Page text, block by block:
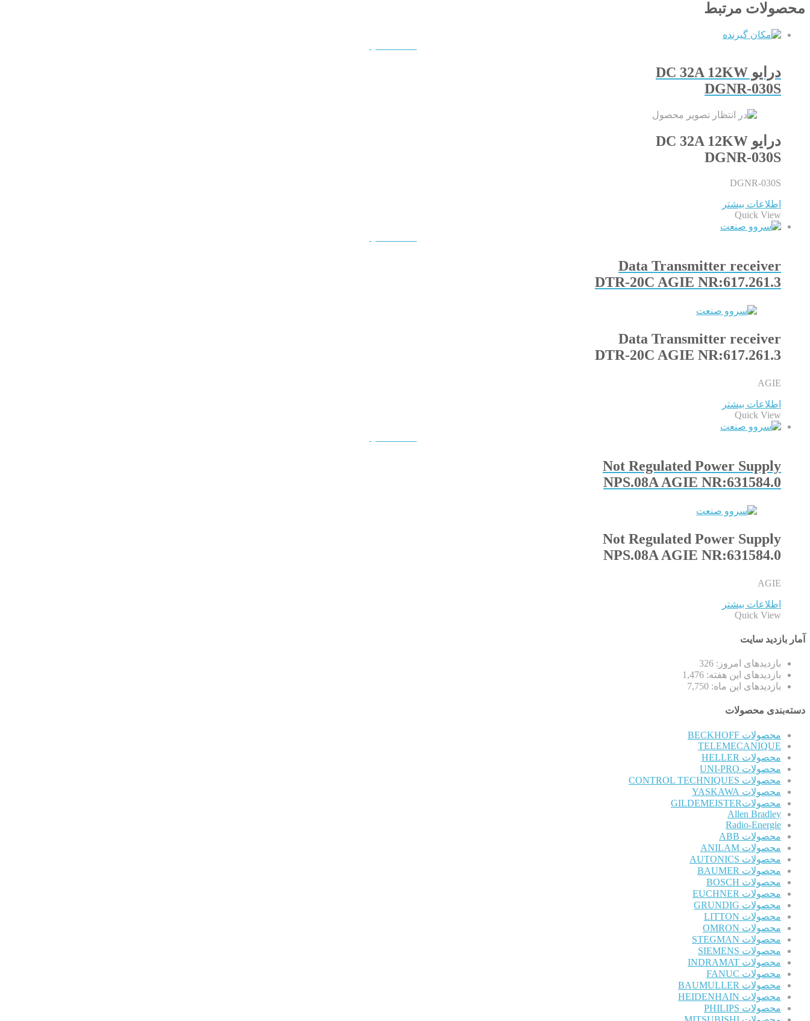
محصولات مرتبط
درایو DC 32A 12KW
DGNR-030S
درایو DC 32A 12KW
DGNR-030S
DGNR-030S
اطلاعات بیشتر
Quick View
Data Transmitter receiver
DTR-20C AGIE NR:617.261.3
Data Transmitter receiver
DTR-20C AGIE NR:617.261.3
AGIE
اطلاعات بیشتر
Quick View
Not Regulated Power Supply
NPS.08A AGIE NR:631584.0
Not Regulated Power Supply
NPS.08A AGIE NR:631584.0
AGIE
اطلاعات بیشتر
Quick View
آمار بازدید سایت
بازدیدهای امروز: 326
بازدیدهای این هفته: 1,476
بازدیدهای این ماه: 7,750
دسته‌بندی محصولات
محصولات BECKHOFF
TELEMECANIQUE
محصولات HELLER
محصولات UNI-PRO
محصولات CONTROL TECHNIQUES
محصولات YASKAWA
محصولاتGILDEMEISTER
Allen Bradley
Radio-Energie
محصولات ABB
محصولات ANILAM
محصولات AUTONICS
محصولات BAUMER
محصولات BOSCH
محصولات EUCHNER
محصولات GRUNDIG
محصولات LITTON
محصولات OMRON
محصولات STEGMAN
محصولات SIEMENS
محصولات INDRAMAT
محصولات FANUC
محصولات BAUMULLER
محصولات HEIDENHAIN
محصولات PHILIPS